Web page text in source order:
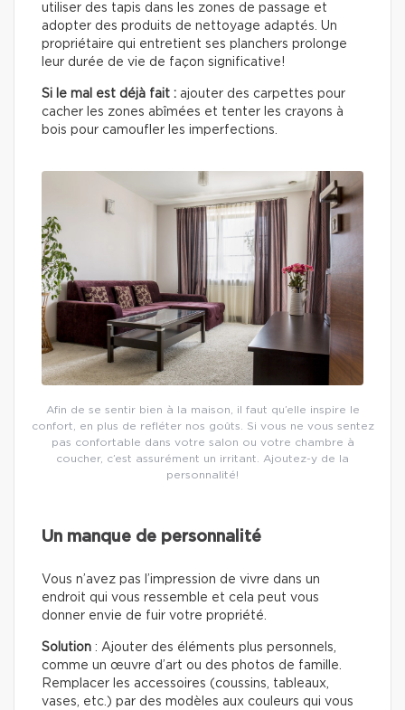
utiliser des tapis dans les zones de passage et
adopter des produits de nettoyage adaptés. Un
propriétaire qui entretient ses planchers prolonge
leur durée de vie de façon significative!
Si le mal est déjà fait : ajouter des carpettes pour
cacher les zones abîmées et tenter les crayons à
bois pour camoufler les imperfections.
Afin de se sentir bien à la maison, il faut qu’elle inspire le
confort, en plus de refléter nos goûts. Si vous ne vous sentez
pas confortable dans votre salon ou votre chambre à
coucher, c’est assurément un irritant. Ajoutez-y de la
personnalité!
Un manque de personnalité
Vous n’avez pas l’impression de vivre dans un
endroit qui vous ressemble et cela peut vous
donner envie de fuir votre propriété.
Solution : Ajouter des éléments plus personnels,
comme un œuvre d’art ou des photos de famille.
Remplacer les accessoires (coussins, tableaux,
vases, etc.) par des modèles aux couleurs qui vous